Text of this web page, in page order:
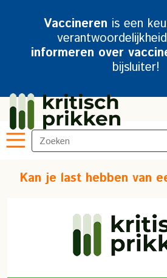
Vaccineren is een
informeren over
bijsluiter!
Kan je last hebben van